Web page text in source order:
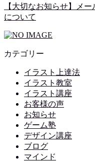
【大切なお知らせ】メ
について
カテゴリー
イラスト上達法
イラスト教室
イラスト講座
お客様の声
お知らせ
ゲーム塾
デザイン講座
ブログ
マインド